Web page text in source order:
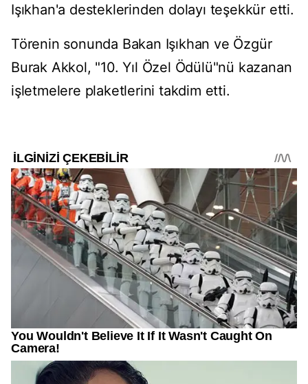
Işıkhan'a desteklerinden dolayı teşekkür etti.
Törenin sonunda Bakan Işıkhan ve Özgür
Burak Akkol, "10. Yıl Özel Ödülü"nü kazanan
işletmelere plaketlerini takdim etti.